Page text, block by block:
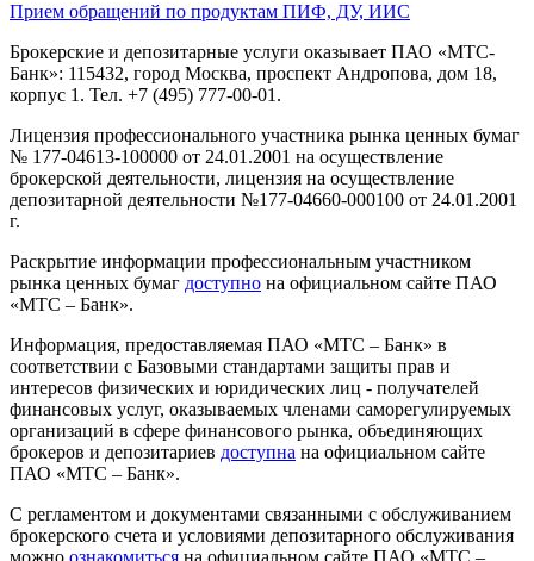
Прием обращений по продуктам ПИФ, ДУ, ИИС
Брокерские и депозитарные услуги оказывает ПАО «МТС-
Банк»: 115432, город Москва, проспект Андропова, дом 18,
корпус 1. Тел. +7 (495) 777-00-01.
Лицензия профессионального участника рынка ценных бумаг
№ 177-04613-100000 от 24.01.2001 на осуществление
брокерской деятельности, лицензия на осуществление
депозитарной деятельности №177-04660-000100 от 24.01.2001
г.
Раскрытие информации профессиональным участником
рынка ценных бумаг доступно на официальном сайте ПАО
«МТС – Банк».
Информация, предоставляемая ПАО «МТС – Банк» в
соответствии с Базовыми стандартами защиты прав и
интересов физических и юридических лиц - получателей
финансовых услуг, оказываемых членами саморегулируемых
организаций в сфере финансового рынка, объединяющих
брокеров и депозитариев доступна на официальном сайте
ПАО «МТС – Банк».
С регламентом и документами связанными с обслуживанием
брокерского счета и условиями депозитарного обслуживания
можно ознакомиться на официальном сайте ПАО «МТС –